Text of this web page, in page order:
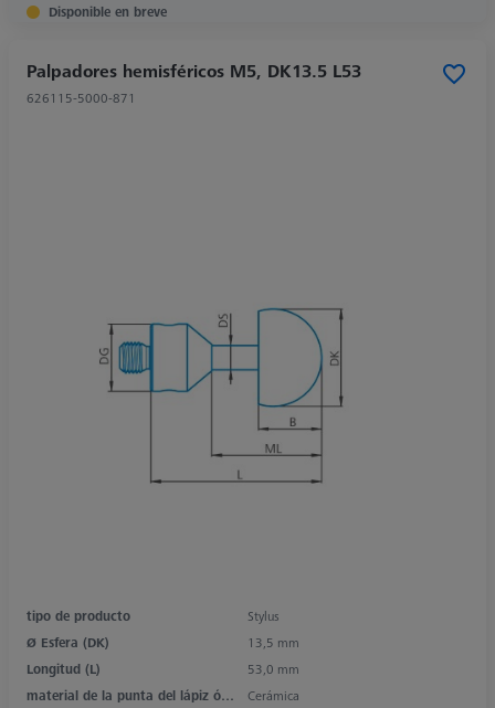
Disponible en breve
Palpadores hemisféricos M5, DK13.5 L53
626115-5000-871
tipo de producto
Stylus
Ø Esfera (DK)
13,5 mm
Longitud (L)
53,0 mm
material de la punta del lápiz óptico
Cerámica